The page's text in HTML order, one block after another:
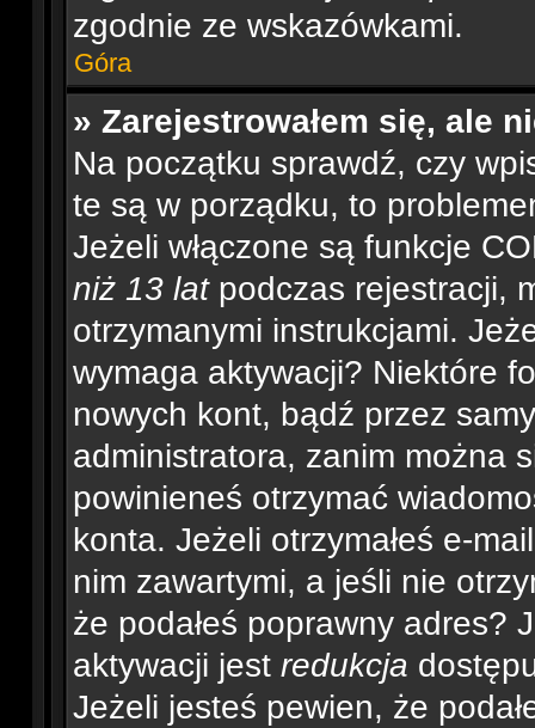
zgodnie ze wskazówkami.
Góra
» Zarejestrowałem się, ale
Na początku sprawdź, czy
te są w porządku, to
Jeżeli włączone są funkcje
niż 13 latpodczas rejestracji,
otrzymanymi instrukcjami.
wymaga aktywacji? Niektóre
nowych kont, bądź przez
administratora, zanim można
powinieneś otrzymać
konta. Jeżeli otrzymałeś e-
nim zawartymi, a jeśli nie
że podałeś poprawny adres?
aktywacji jest redukcja
Jeżeli jesteś pewien, że